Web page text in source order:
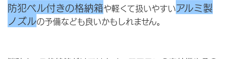
防犯ベル付きの格納箱や軽くて扱いやすいアルミ製
ノズルの予備なども良いかもしれません。